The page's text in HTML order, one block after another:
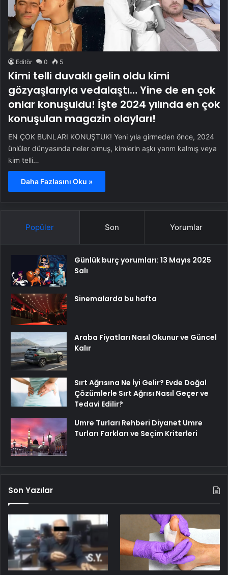
Editör 0 5
Kimi telli duvaklı gelin oldu kimi
gözyaşlarıyla vedalaştı… Yine de en çok
onlar konuşuldu! İşte 2024 yılında en çok
konuşulan magazin olayları!
EN ÇOK BUNLARI KONUŞTUK! Yeni yıla girmeden önce, 2024
ünlüler dünyasında neler olmuş, kimlerin aşkı yarım kalmış veya
kim telli…
Daha Fazlasını Oku »
Popüler Son Yorumlar
Günlük burç yorumları: 13 Mayıs 2025
Salı
Sinemalarda bu hafta
Araba Fiyatları Nasıl Okunur ve Güncel
Kalır
Sırt Ağrısına Ne İyi Gelir? Evde Doğal
Çözümlerle Sırt Ağrısı Nasıl Geçer ve
Tedavi Edilir?
Umre Turları Rehberi Diyanet Umre
Turları Farkları ve Seçim Kriterleri
Son Yazılar